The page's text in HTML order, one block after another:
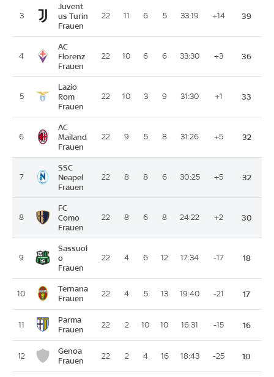
3
Juvent
us Turin
Frauen
22 11 6 5 33:19 +14 39
4
AC
Florenz
Frauen
22 10 6 6 33:30 +3 36
5
Lazio
Rom
Frauen
22 10 3 9 31:30 +1 33
6
AC
Mailand
Frauen
22 9 5 8 31:26 +5 32
7
SSC
Neapel
Frauen
22 8 8 6 30:25 +5 32
8
FC
Como
Frauen
22 8 6 8 24:22 +2 30
9
Sassuol
o
Frauen
22 4 6 12 17:34 -17 18
10
Ternana
Frauen
22 4 5 13 19:40 -21 17
11
Parma
Frauen
22 2 10 10 16:31 -15 16
12
Genoa
Frauen
22 2 4 16 18:43 -25 10